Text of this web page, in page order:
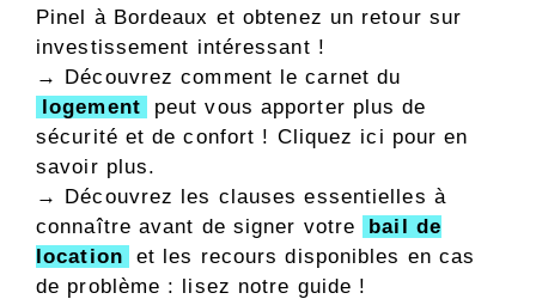
Pinel à Bordeaux et obtenez un retour sur
investissement intéressant !
→ Découvrez comment le carnet du
logement
peut vous apporter plus de
sécurité et de confort ! Cliquez ici pour en
savoir plus.
→ Découvrez les clauses essentielles à
connaître avant de signer votre
bail de
location
et les recours disponibles en cas
de problème : lisez notre guide !